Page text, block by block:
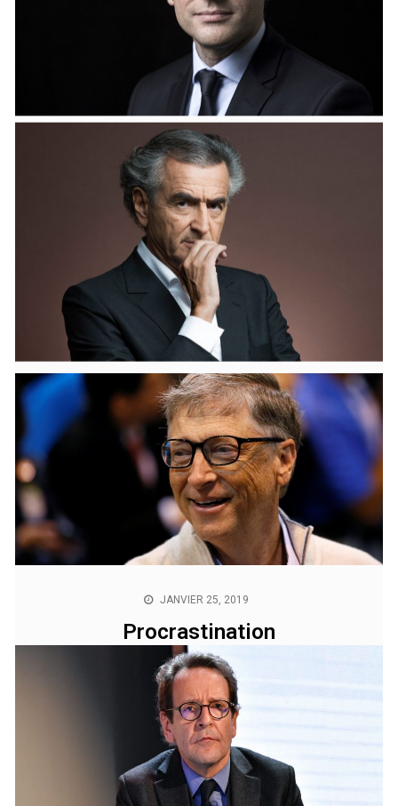
JUIN 2, 2019
Ennemi du Président
« Un maire qui sera réélu sans l’apport de LaREM ou du
MODEM, ce sera un ennemi du Président pour 2022. »
Gilles Boyer, Député européen.31/05/2019 – Source :
Europe 1
MARS 8, 2019
Violences policières
« Ne parlez pas de répression ou de violences
policières, ces mots sont inacceptables dans un Etat de